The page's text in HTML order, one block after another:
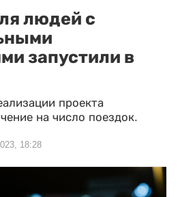
людей с
запустили в
проекта
на число поездок.
18:28